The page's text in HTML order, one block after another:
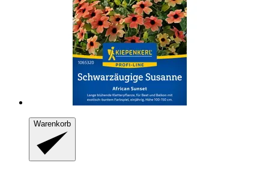
Warenkorb